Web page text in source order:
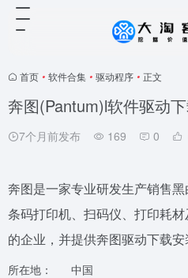
首页 • 软件合集 • 驱动程序 • 正文
奔图(Pantum)l软件驱动
7个月前发布 169 0
奔图是一家专业研发生产销售黑
条码打印机、扫码仪、打印耗
的企业，并提供奔图驱动下载安
所在地：
中国